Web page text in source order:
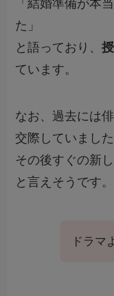
「結婚準備が本
た」
と語っており、
ています。
なお、過去には
交際していまし
その後すぐの新
と言えそうです。
ドラマ